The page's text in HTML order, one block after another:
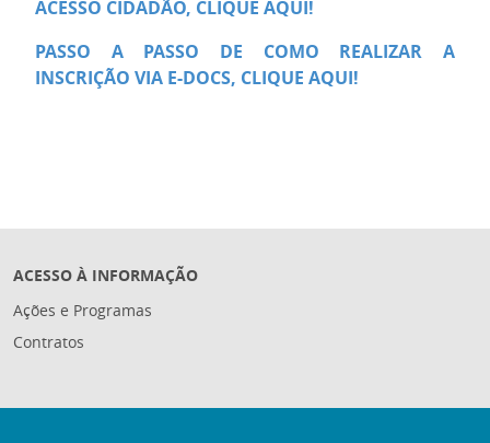
ACESSO CIDADÃO, CLIQUE AQUI!
PASSO A PASSO DE COMO REALIZAR A
INSCRIÇÃO VIA E-DOCS, CLIQUE AQUI!
ACESSO À INFORMAÇÃO
Ações e Programas
Contratos